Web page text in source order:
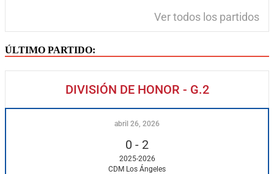
Ver todos los partidos
ÚLTIMO PARTIDO:
DIVISIÓN DE HONOR - G.2
abril 26, 2026
0 - 2
2025-2026
CDM Los Ángeles